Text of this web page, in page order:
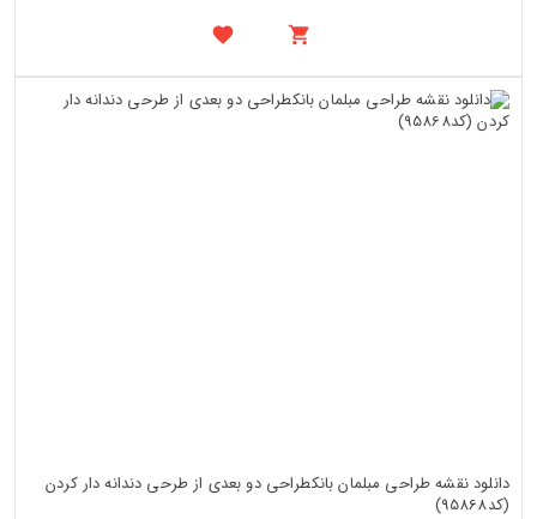
دانلود نقشه طراحی مبلمان بانکطراحی دو بعدی از طرحی دندانه دار کردن
(کد95868)